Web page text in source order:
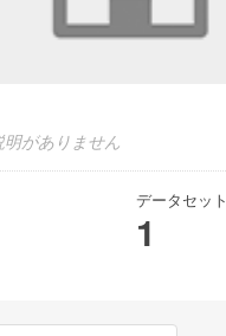
がありません
データセット
1